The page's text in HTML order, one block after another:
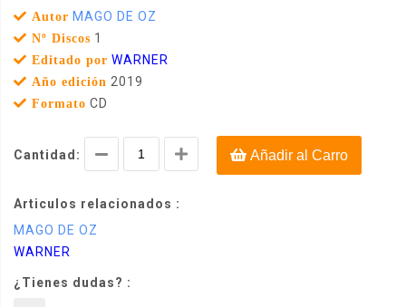
Autor MAGO DE OZ
Nº Discos 1
Editado por WARNER
Año edición 2019
Formato CD
Cantidad: Añadir al Carro
Articulos relacionados :
MAGO DE OZ
WARNER
¿Tienes dudas? :